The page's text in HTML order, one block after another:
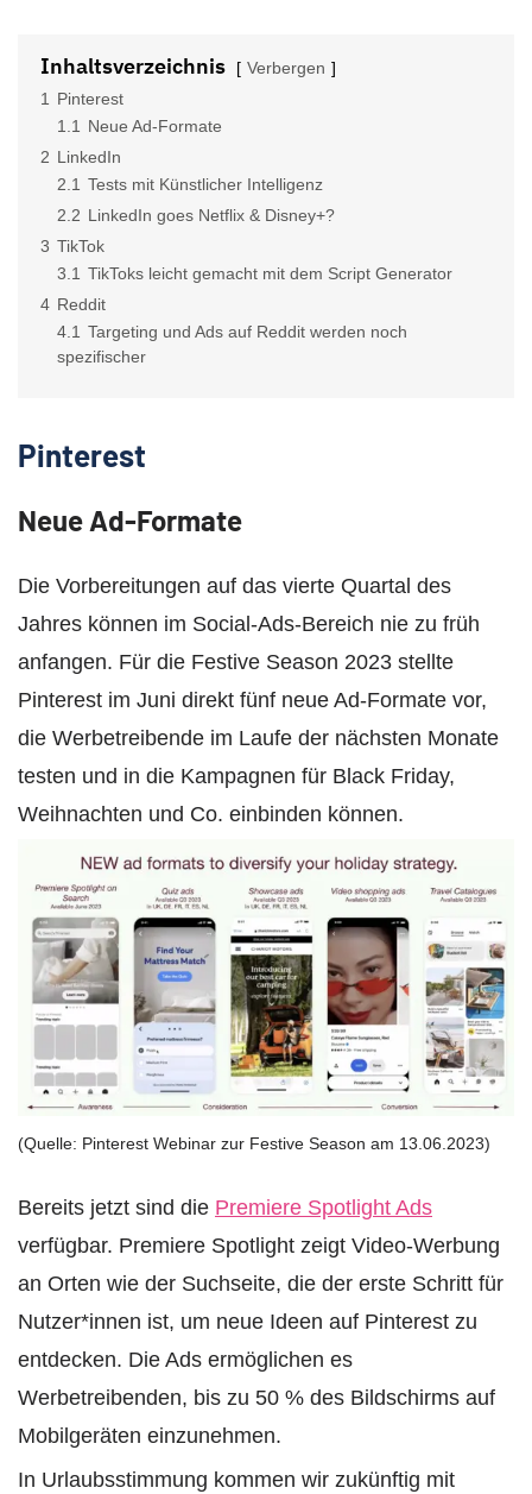
Inhaltsverzeichnis
Verbergen
1
Pinterest
1.1
Neue Ad-Formate
2 LinkedIn
2.1 Tests mit Künstlicher Intelligenz
2.2 LinkedIn goes Netflix & Disney+?
3 TikTok
3.1 TikToks leicht gemacht mit dem Script Generator
4 Reddit
4.1 Targeting und Ads auf Reddit werden noch
spezifischer
Pinterest
Neue Ad-Formate
Die Vorbereitungen auf das vierte Quartal des
Jahres können im Social-Ads-Bereich nie zu früh
anfangen. Für die Festive Season 2023 stellte
Pinterest im Juni direkt fünf neue Ad-Formate vor,
die Werbetreibende im Laufe der nächsten Monate
testen und in die Kampagnen für Black Friday,
Weihnachten und Co. einbinden können.
(Quelle: Pinterest Webinar zur Festive Season am 13.06.2023)
Bereits jetzt sind die Premiere Spotlight Ads
verfügbar. Premiere Spotlight zeigt Video-Werbung
an Orten wie der Suchseite, die der erste Schritt für
Nutzer*innen ist, um neue Ideen auf Pinterest zu
entdecken. Die Ads ermöglichen es
Werbetreibenden, bis zu 50 % des Bildschirms auf
Mobilgeräten einzunehmen.
In Urlaubsstimmung kommen wir zukünftig mit